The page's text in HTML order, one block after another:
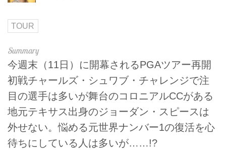
TOUR
今週末（11日）に開幕されるPGAツアー再開
初戦チャールズ・シュワブ・チャレンジで注
目の選手は多いが舞台のコロニアルCCがある
地元テキサス出身のジョーダン・スピースは
外せない。悩める元世界ナンバー1の復活を心
待ちにしている人は多いが……!?